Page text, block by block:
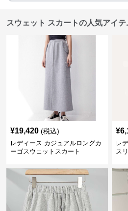
スウェット スカートの人気アイテ
¥19,420 (税込)
レディース カジュアルロングカ
ーゴスウェットスカート
¥
レ
ス